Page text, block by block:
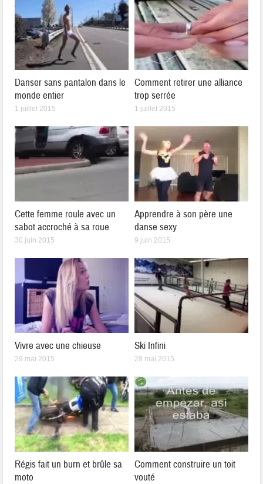
Danser sans pantalon dans le
monde entier
1 juillet 2015
Comment retirer une alliance
trop serrée
1 juillet 2015
Cette femme roule avec un
sabot accroché à sa roue
30 juin 2015
Apprendre à son père une
danse sexy
9 juin 2015
Vivre avec une chieuse
29 mai 2015
Ski Infini
28 mai 2015
Régis fait un burn et brûle sa
moto
Comment construire un toit
vouté